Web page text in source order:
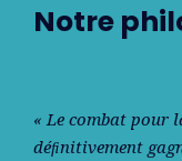
Notre
« Le combat pour
déﬁnitivement